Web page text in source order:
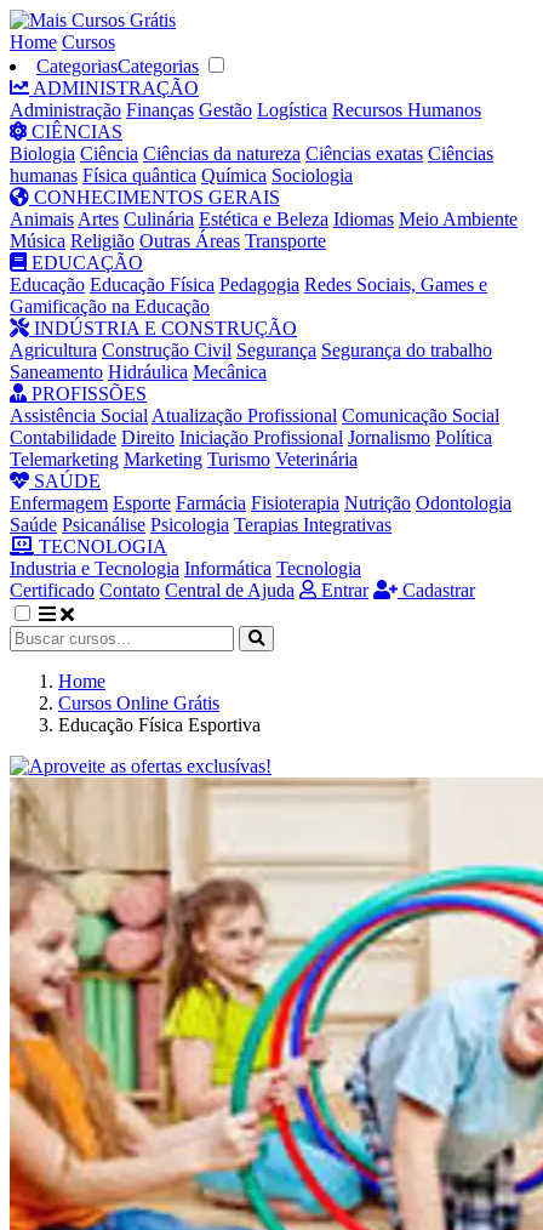
Home Cursos
CategoriasCategorias
ADMINISTRAÇÃO
Administração Finanças Gestão Logística Recursos Humanos
CIÊNCIAS
Biologia Ciência Ciências da natureza Ciências exatas Ciências
humanas Física quântica Química Sociologia
CONHECIMENTOS GERAIS
Animais Artes Culinária Estética e Beleza Idiomas Meio Ambiente
Música Religião Outras Áreas Transporte
EDUCAÇÃO
Educação Educação Física Pedagogia Redes Sociais, Games e
Gamificação na Educação
INDÚSTRIA E CONSTRUÇÃO
Agricultura Construção Civil Segurança Segurança do trabalho
Saneamento Hidráulica Mecânica
PROFISSÕES
Assistência Social Atualização Profissional Comunicação Social
Contabilidade Direito Iniciação Profissional Jornalismo Política
Telemarketing Marketing Turismo Veterinária
SAÚDE
Enfermagem Esporte Farmácia Fisioterapia Nutrição Odontologia
Saúde Psicanálise Psicologia Terapias Integrativas
TECNOLOGIA
Industria e Tecnologia Informática Tecnologia
Certificado Contato Central de Ajuda Entrar Cadastrar
Home
Cursos Online Grátis
Educação Física Esportiva